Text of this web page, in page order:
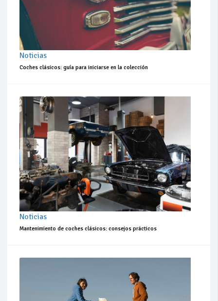
Noticias
Coches clásicos: guía para iniciarse en la colección
Noticias
Mantenimiento de coches clásicos: consejos prácticos